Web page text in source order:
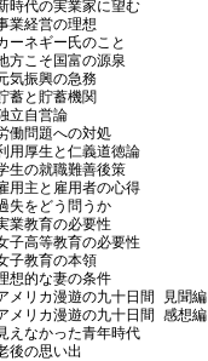
時代の実業家に望む
業経営の理想
ーネギー氏のこと
方こそ国富の源泉
気振興の急務
蓄と貯蓄機関
立自営論
働問題への対処
用厚生と仁義道徳論
生の就職難善後策
用主と雇用者の心得
失をどう問うか
業教育の必要性
子高等教育の必要性
子教育の本領
想的な妻の条件
メリカ漫遊の九十日間 見聞編
メリカ漫遊の九十日間 感想編
えなかった青年時代
後の思い出